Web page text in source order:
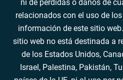
ni de pérdidas o daños de
relacionados con el uso de
información de este sitio
sitio web no está destinada a
de los Estados Unidos,
Israel, Palestina, Pakistán,